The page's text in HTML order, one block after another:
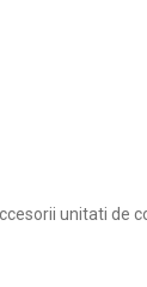
unitati de